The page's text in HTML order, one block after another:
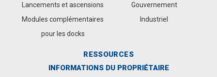
Lancements et ascensions
Modules complémentaires
pour les docks
Gouvernement
Industriel
RESSOURCES
INFORMATIONS DU PROPRIÉTAIRE